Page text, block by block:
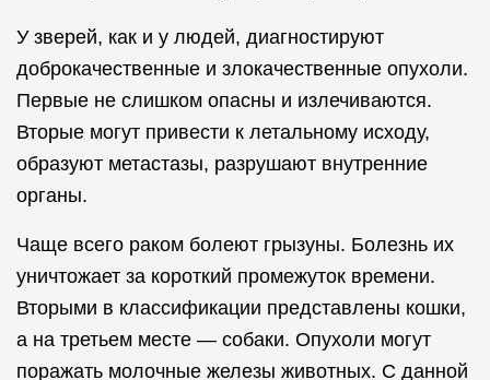
У зверей, как и у людей, диагностируют
доброкачественные и злокачественные опухоли.
Первые не слишком опасны и излечиваются.
Вторые могут привести к летальному исходу,
образуют метастазы, разрушают внутренние
органы.
Чаще всего раком болеют грызуны. Болезнь их
уничтожает за короткий промежуток времени.
Вторыми в классификации представлены кошки,
а на третьем месте — собаки. Опухоли могут
поражать молочные железы животных. С данной